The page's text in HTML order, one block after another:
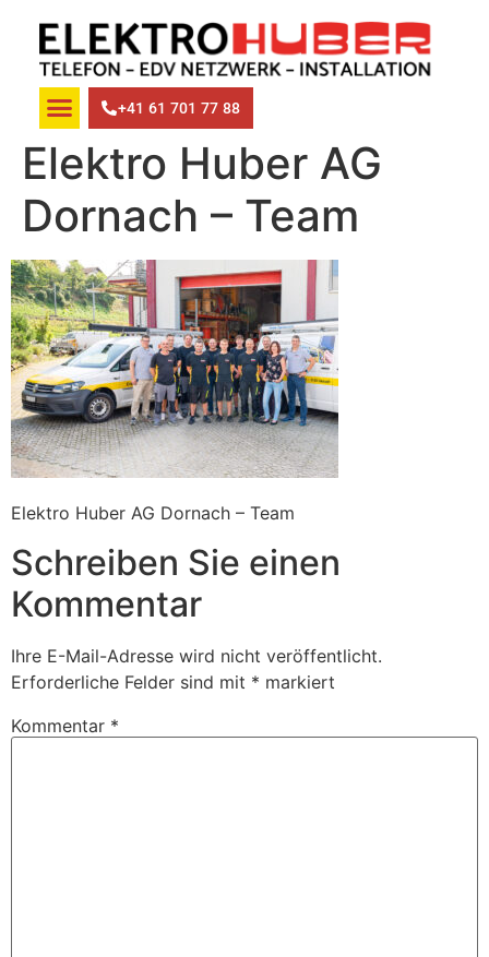
+41 61 701 77 88
Elektro Huber AG
Dornach – Team
Elektro Huber AG Dornach – Team
Schreiben Sie einen
Kommentar
Ihre E-Mail-Adresse wird nicht veröffentlicht.
Erforderliche Felder sind mit * markiert
Kommentar *